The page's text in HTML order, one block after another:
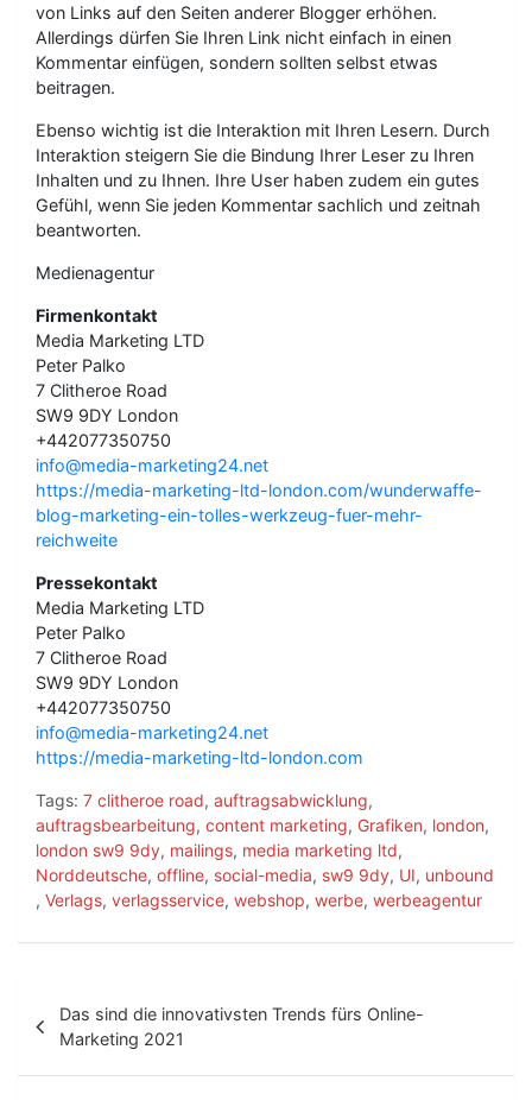
von Links auf den Seiten anderer Blogger erhöhen.
Allerdings dürfen Sie Ihren Link nicht einfach in einen
Kommentar einfügen, sondern sollten selbst etwas
beitragen.
Ebenso wichtig ist die Interaktion mit Ihren Lesern. Durch
Interaktion steigern Sie die Bindung Ihrer Leser zu Ihren
Inhalten und zu Ihnen. Ihre User haben zudem ein gutes
Gefühl, wenn Sie jeden Kommentar sachlich und zeitnah
beantworten.
Medienagentur
Firmenkontakt
Media Marketing LTD
Peter Palko
7 Clitheroe Road
SW9 9DY London
+442077350750
info@media-marketing24.net
https://media-marketing-ltd-london.com/wunderwaffe-
blog-marketing-ein-tolles-werkzeug-fuer-mehr-
reichweite
Pressekontakt
Media Marketing LTD
Peter Palko
7 Clitheroe Road
SW9 9DY London
+442077350750
info@media-marketing24.net
https://media-marketing-ltd-london.com
Tags: 7 clitheroe road, auftragsabwicklung,
auftragsbearbeitung, content marketing, Grafiken, london,
london sw9 9dy, mailings, media marketing ltd,
Norddeutsche, offline, social-media, sw9 9dy, UI, unbound
, Verlags, verlagsservice, webshop, werbe, werbeagentur
e
i
Das sind die innovativsten Trends fürs Online-
Marketing 2021